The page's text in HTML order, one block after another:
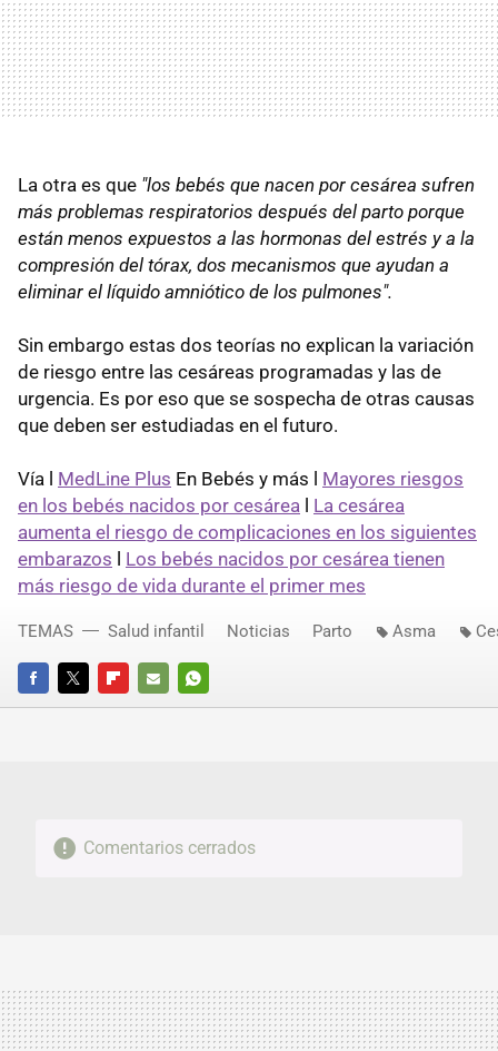
La otra es que "los bebés que nacen por cesárea sufren
más problemas respiratorios después del parto porque
están menos expuestos a las hormonas del estrés y a la
compresión del tórax, dos mecanismos que ayudan a
eliminar el líquido amniótico de los pulmones".
Sin embargo estas dos teorías no explican la variación
de riesgo entre las cesáreas programadas y las de
urgencia. Es por eso que se sospecha de otras causas
que deben ser estudiadas en el futuro.
Vía l MedLine Plus En Bebés y más l Mayores riesgos
en los bebés nacidos por cesárea
La cesárea
aumenta el riesgo de complicaciones en los siguientes
embarazos
Los bebés nacidos por cesárea tienen
más riesgo de vida durante el primer mes
FACEBOOKTWITTERFLIPBOARD
E-
WHATSAPP
TEMAS Salud infantil Noticias Parto Asma
Comentarios cerrados